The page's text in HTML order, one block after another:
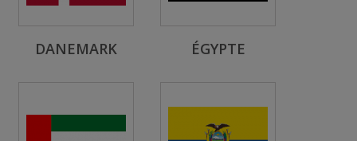
DANEMARK ÉGYPTE